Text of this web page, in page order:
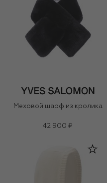
Меховой шарф из кролика
42 900 ₽